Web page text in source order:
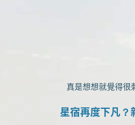
真是想想就覺得很
星宿再度下凡？